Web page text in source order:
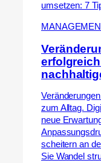
zum Alltag.
neue
scheitern an
Sie Wandel